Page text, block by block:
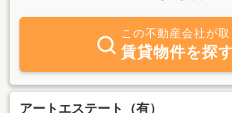
60分）お気軽にお問い合わせください。北
着く空間でお待ちしております。
この不動産会社が取
賃貸物件を探
アートエステート（有）